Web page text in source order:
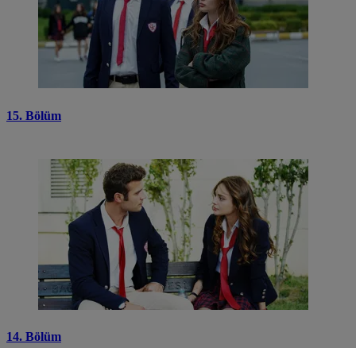
15. Bölüm
14. Bölüm